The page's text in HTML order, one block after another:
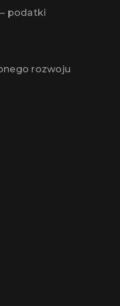
podatki
rozwoju